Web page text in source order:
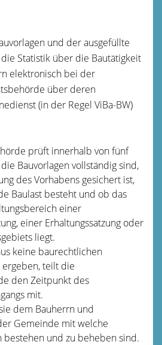
und der ausgefüllte
Statistik über die Bautätigkeit
elektronisch bei der
über deren
(in der Regel ViBa-BW)
prüft innerhalb von fünf
Bauvorlagen vollständig sind,
des Vorhabens gesichert ist,
Baulast besteht und ob das
einer
einer Erhaltungssatzung oder
liegt.
keine baurechtlichen
ergeben, teilt die
den Zeitpunkt des
mit.
dem Bauherrn und
Gemeinde mit welche
bestehen und zu beheben sind.